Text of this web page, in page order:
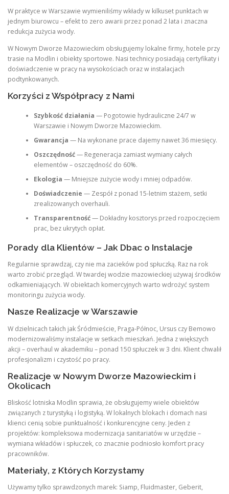
W praktyce w Warszawie wymieniliśmy wkłady w kilkuset punktach w
jednym biurowcu – efekt to zero awarii przez ponad 2 lata i znaczna
redukcja zużycia wody.
W Nowym Dworze Mazowieckim obsługujemy lokalne firmy, hotele przy
trasie na Modlin i obiekty sportowe. Nasi technicy posiadają certyfikaty i
doświadczenie w pracy na wysokościach oraz w instalacjach
podtynkowanych.
Korzyści z Współpracy z Nami
Szybkość działania — Pogotowie hydrauliczne 24/7 w
Warszawie i Nowym Dworze Mazowieckim.
Gwarancja — Na wykonane prace dajemy nawet 36 miesięcy.
Oszczędność— Regeneracja zamiast wymiany całych
elementów – oszczędność do 60%.
Ekologia — Mniejsze zużycie wody i mniej odpadów.
Doświadczenie — Zespół z ponad 15-letnim stażem, setki
zrealizowanych overhauli.
Transparentność— Dokładny kosztorys przed rozpoczęciem
prac, bez ukrytych opłat.
Porady dla Klientów – Jak Dbac o Instalacje
Regularnie sprawdzaj, czy nie ma zacieków pod spłuczką. Raz na rok
warto zrobić przegląd. W twardej wodzie mazowieckiej używaj środków
odkamieniających. W obiektach komercyjnych warto wdrożyć system
monitoringu zużycia wody.
Nasze Realizacje w Warszawie
W dzielnicach takich jak Śródmieście, Praga-Północ, Ursus czy Bemowo
modernizowaliśmy instalacje w setkach mieszkań. Jedna z większych
akcji – overhaul w akademiku – ponad 150 spłuczek w 3 dni. Klient chwalił
profesjonalizm i czystość po pracy.
Realizacje w Nowym Dworze Mazowieckim i
Okolicach
Bliskość lotniska Modlin sprawia, że obsługujemy wiele obiektów
związanych z turystyką i logistyką. W lokalnych blokach i domach nasi
klienci cenią sobie punktualność i konkurencyjne ceny. Jeden z
projektów: kompleksowa modernizacja sanitariatów w urzędzie –
wymiana wkładów i spłuczek, co znacznie podniosło komfort pracy
pracowników.
Materiały, z Których Korzystamy
Używamy tylko sprawdzonych marek: Siamp, Fluidmaster, Geberit,